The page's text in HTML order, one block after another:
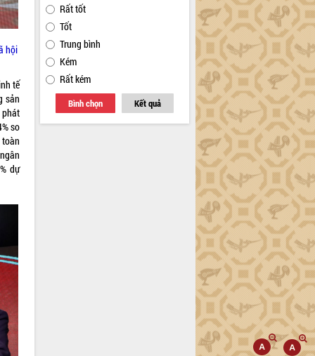
hội
tế
sản
phát
so
dự
Rất tốt
Tốt
Trung bình
Kém
Rất kém
Bình chọn Kết quả